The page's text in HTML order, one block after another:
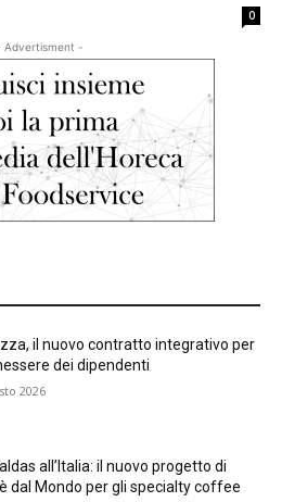
0
Advertisment -
il nuovo contratto integrativo per
dei dipendenti
2026
all’Italia: il nuovo progetto di
dal Mondo per gli specialty coffee